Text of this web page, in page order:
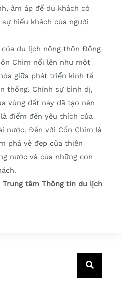
ấm áp để du khách có
hiếu khách của người
du lịch nông thôn Đồng
Chim nổi lên như một
giữa phát triển kinh tế
thống. Chính sự bình dị,
vùng đất này đã tạo nên
điểm đến yêu thích của
nước. Đến với Cồn Chim là
phá vẻ đẹp của thiên
nước và của những con
Trung tâm Thông tin du lịch